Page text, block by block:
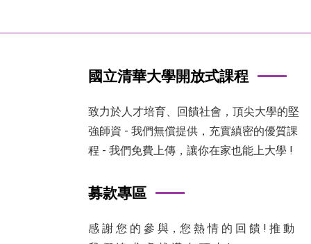
國立清華大學開放式課程
致力於人才培育、回饋社會，頂尖大學的堅
強師資 - 我們無償提供，充實縝密的優質課
程 - 我們免費上傳，讓你在家也能上大學 !
募款專區
感 謝 您 的 參 與，您 熱 情 的 回 饋 ! 推 動